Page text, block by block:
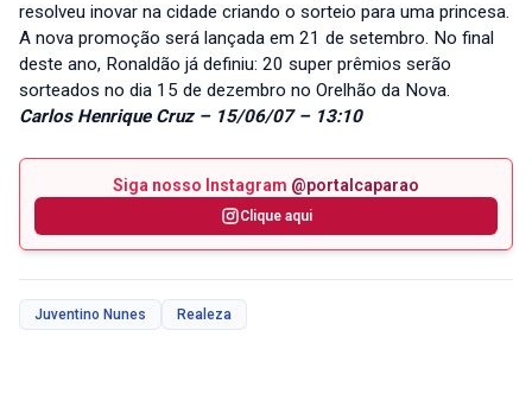
resolveu inovar na cidade criando o sorteio para uma princesa.
A nova promoção será lançada em 21 de setembro. No final
deste ano, Ronaldão já definiu: 20 super prêmios serão
sorteados no dia 15 de dezembro no Orelhão da Nova.
Carlos Henrique Cruz – 15/06/07 – 13:10
Siga nosso Instagram @portalcaparao
Clique aqui
Juventino Nunes Realeza